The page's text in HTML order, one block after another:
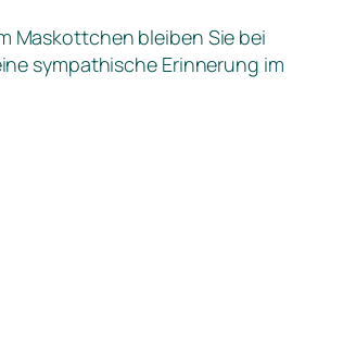
Maskottchen bleiben Sie bei
sympathische Erinnerung im